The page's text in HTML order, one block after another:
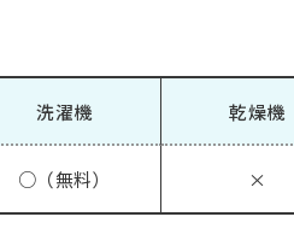
洗濯機
○（無料）
乾燥機
×